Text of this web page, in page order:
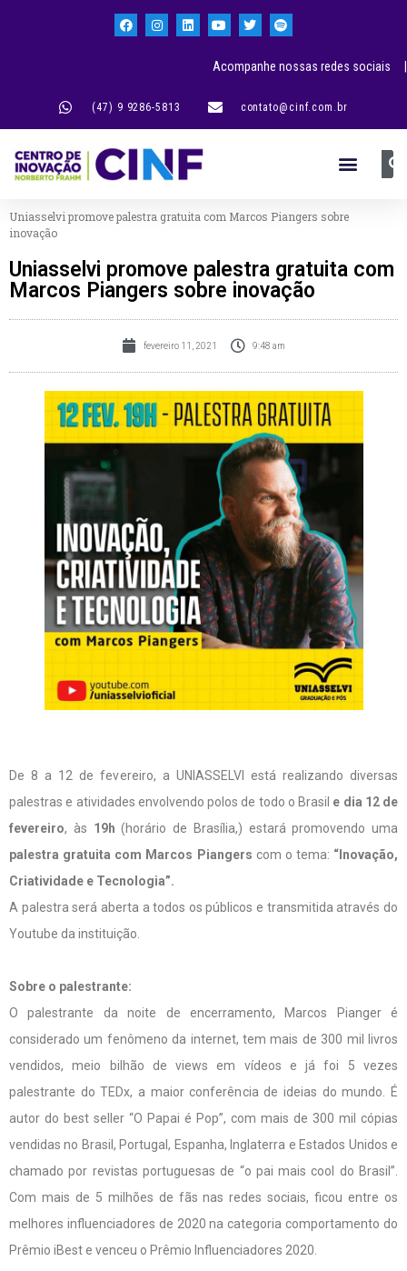
(47) 9 9286-5813 contato@cinf.com.br
Acompanhe nossas redes sociais |
Uniasselvi promove palestra gratuita com Marcos Piangers sobre
inovação
Uniasselvi promove palestra gratuita com
Marcos Piangers sobre inovação
fevereiro 11, 2021 9:48 am
De 8 a 12 de fevereiro, a UNIASSELVI está realizando diversas
palestras e atividades envolvendo polos de todo o Brasil e dia 12 de
fevereiro, às 19h (horário de Brasília,) estará promovendo uma
palestra gratuita com Marcos Piangers com o tema: “Inovação,
Criatividade e Tecnologia”.
A palestra será aberta a todos os públicos e transmitida através do
Youtube da instituição.
Sobre o palestrante:
O palestrante da noite de encerramento, Marcos Pianger é
considerado um fenômeno da internet, tem mais de 300 mil livros
vendidos, meio bilhão de views em vídeos e já foi 5 vezes
palestrante do TEDx, a maior conferência de ideias do mundo. É
autor do best seller “O Papai é Pop”, com mais de 300 mil cópias
vendidas no Brasil, Portugal, Espanha, Inglaterra e Estados Unidos e
chamado por revistas portuguesas de “o pai mais cool do Brasil”.
Com mais de 5 milhões de fãs nas redes sociais, ficou entre os
melhores influenciadores de 2020 na categoria comportamento do
Prêmio iBest e venceu o Prêmio Influenciadores 2020.